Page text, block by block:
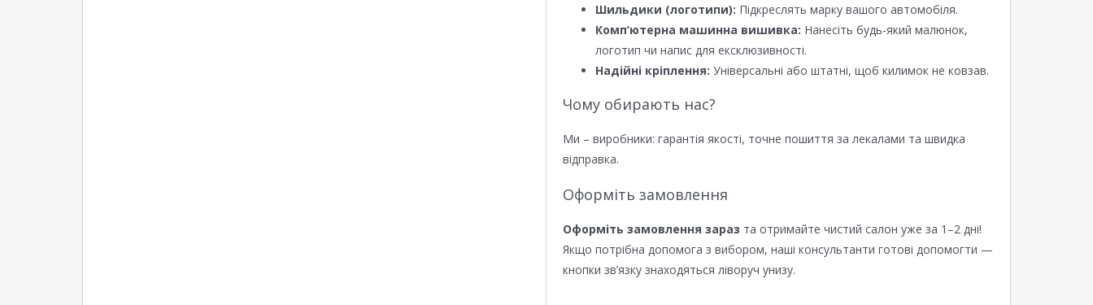
Шильдики (логотипи): Підкреслять марку вашого автомобіля.
Комп’ютерна машинна вишивка: Нанесіть будь-який малюнок,
логотип чи напис для ексклюзивності.
Надійні кріплення: Універсальні або штатні, щоб килимок не ковзав.
Чому обирають нас?
Ми – виробники: гарантія якості, точне пошиття за лекалами та швидка
відправка.
Оформіть замовлення
Оформіть замовлення зараз та отримайте чистий салон уже за 1–2 дні!
Якщо потрібна допомога з вибором, наші консультанти готові допомогти —
кнопки зв’язку знаходяться ліворуч унизу.